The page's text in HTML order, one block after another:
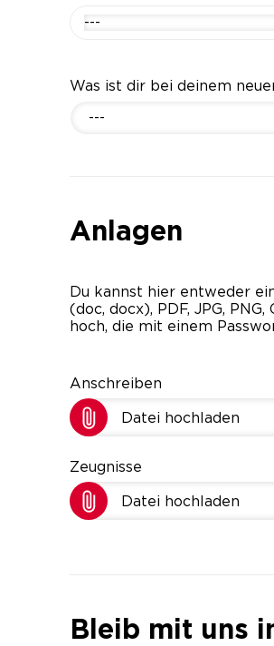
---
Was ist dir bei deinem
---
Anlagen
Du kannst hier entweder
(doc, docx), PDF, JPG,
hoch, die mit einem
Anschreiben
Datei hochladen
Zeugnisse
Datei hochladen
Bleib mit uns